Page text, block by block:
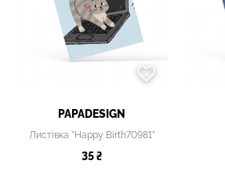
PAPADESIGN
Листівка "Happy Birth70981"
35 ₴